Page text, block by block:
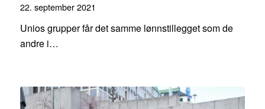
22. september 2021
Unios grupper får det samme lønnstillegget som de
andre i…